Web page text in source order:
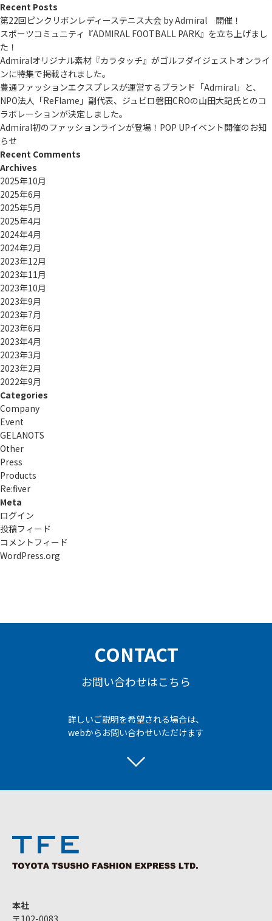
Recent Posts
第22回ピンクリボンレディーステニス大会 by Admiral 開催！
スポーツコミュニティ『ADMIRAL FOOTBALL PARK』を立ち上げまし
た！
Admiralオリジナル素材『カラタッチ』がゴルフダイジェストオンライ
ンに特集で掲載されました。
豊通ファッションエクスプレスが運営するブランド「Admiral」と、
NPO法人「ReFlame」副代表、ジュビロ磐田CROの山田大記氏とのコ
ラボレーションが決定しました。
Admiral初のファッションラインが登場！POP UPイベント開催のお知
らせ
Recent Comments
Archives
2025年10月
2025年6月
2025年5月
2025年4月
2024年4月
2024年2月
2023年12月
2023年11月
2023年10月
2023年9月
2023年7月
2023年6月
2023年4月
2023年3月
2023年2月
2022年9月
Categories
Company
Event
GELANOTS
Other
Press
Products
Re:ﬁver
Meta
ログイン
投稿フィード
コメントフィード
WordPress.org
CONTACT
お問い合わせはこちら
詳しいご説明を希望される場合は、
webからお問い合わせいただけます
本社
〒102-0083